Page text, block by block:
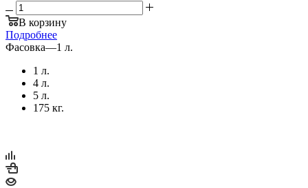
В корзину
Подробнее
Фасовка—1 л.
1 л.
4 л.
5 л.
175 кг.